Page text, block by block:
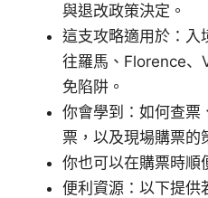
與退改政策決定。
這支攻略適用於：入
往羅馬、Florence、
免陷阱。
你會學到：如何查票
票，以及現場購票的
你也可以在購票時順
便利資源：以下提供